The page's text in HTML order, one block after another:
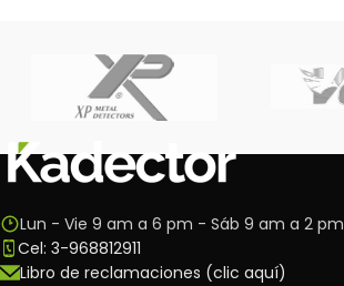
Lun - Vie 9 am a 6 pm - Sáb 9 am a 2 pm
Cel: 3-968812911
Libro de reclamaciones (clic aquí)